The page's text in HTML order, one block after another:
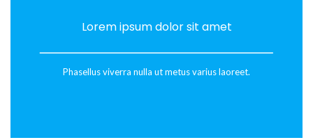
Lorem ipsum dolor sit amet
Phasellus viverra nulla ut metus varius laoreet.